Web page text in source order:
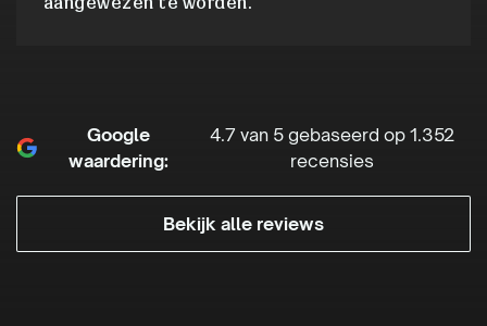
Google
waardering:
4.7 van 5 gebaseerd op 1.352
recensies
Bekijk alle reviews